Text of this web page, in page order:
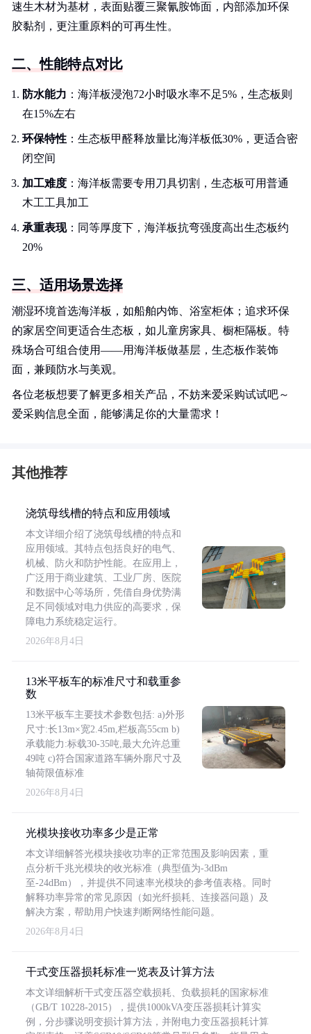
速生木材为基材，表面贴覆三聚氰胺饰面，内部添加环保
胶黏剂，更注重原料的可再生性。
二、性能特点对比
防水能力 ：海洋板浸泡72小时吸水率不足5%，生态板则
在15%左右
环保特性 ：生态板甲醛释放量比海洋板低30%，更适合密
闭空间
加工难度 ：海洋板需要专用刀具切割，生态板可用普通
木工工具加工
承重表现：同等厚度下，海洋板抗弯强度高出生态板约
20%
三、适用场景选择
潮湿环境首选海洋板，如船舶内饰、浴室柜体；追求环保
的家居空间更适合生态板，如儿童房家具、橱柜隔板。特
殊场合可组合使用——用海洋板做基层，生态板作装饰
面，兼顾防水与美观。
各位老板想要了解更多相关产品，不妨来爱采购试试吧～
爱采购信息全面，能够满足你的大量需求！
其他推荐
浇筑母线槽的特点和应用领域
本文详细介绍了浇筑母线槽的特点和
应用领域。其特点包括良好的电气、
机械、防火和防护性能。在应用上，
广泛用于商业建筑、工业厂房、医院
和数据中心等场所，凭借自身优势满
足不同领域对电力供应的高要求，保
障电力系统稳定运行。
2026年8月4日
13米平板车的标准尺寸和载重参
数
13米平板车主要技术参数包括: a)外形
尺寸:长13m×宽2.45m,栏板高55cm b)
承载能力:标载30-35吨,最大允许总重
49吨 c)符合国家道路车辆外廓尺寸及
轴荷限值标准
2026年8月4日
光模块接收功率多少是正常
本文详细解答光模块接收功率的正常范围及影响因素，重
点分析千兆光模块的收光标准（典型值为-3dBm
至-24dBm），并提供不同速率光模块的参考值表格。同时
解释功率异常的常见原因（如光纤损耗、连接器问题）及
解决方案，帮助用户快速判断网络性能问题。
2026年8月4日
干式变压器损耗标准一览表及计算方法
本文详细解析干式变压器空载损耗、负载损耗的国家标准
（GB/T 10228-2015），提供1000kVA变压器损耗计算实
例，分步骤说明变损计算方法，并附电力变压器损耗计算